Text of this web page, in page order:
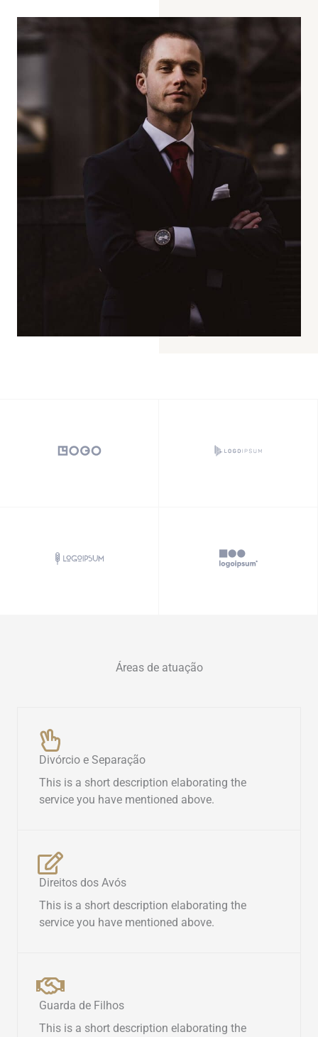
Áreas de atuação
Divórcio e Separação
This is a short description elaborating the
service you have mentioned above.​
Direitos dos Avós
This is a short description elaborating the
service you have mentioned above.​
Guarda de Filhos
This is a short description elaborating the